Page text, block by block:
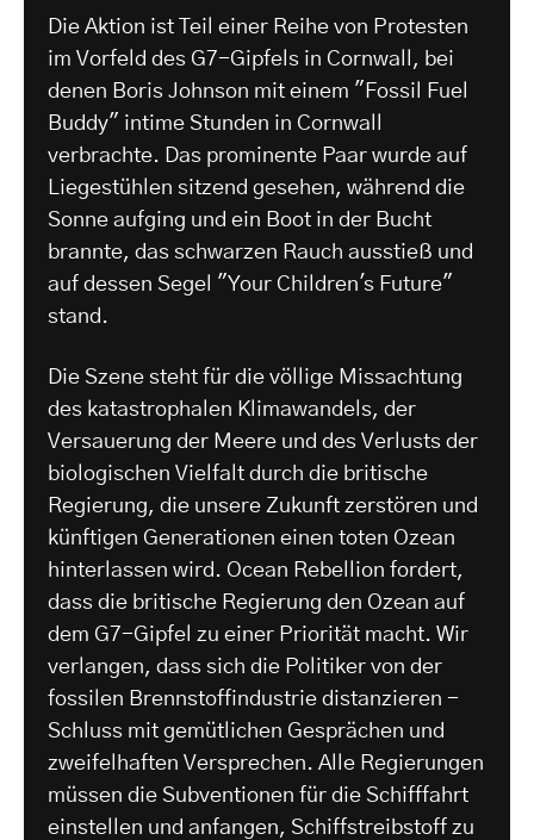
Die Aktion ist Teil einer Reihe von Protesten
im Vorfeld des G7-Gipfels in Cornwall, bei
denen Boris Johnson mit einem "Fossil Fuel
Buddy" intime Stunden in Cornwall
verbrachte. Das prominente Paar wurde auf
Liegestühlen sitzend gesehen, während die
Sonne aufging und ein Boot in der Bucht
brannte, das schwarzen Rauch ausstieß und
auf dessen Segel "Your Children's Future"
stand.
Die Szene steht für die völlige Missachtung
des katastrophalen Klimawandels, der
Versauerung der Meere und des Verlusts der
biologischen Vielfalt durch die britische
Regierung, die unsere Zukunft zerstören und
künftigen Generationen einen toten Ozean
hinterlassen wird. Ocean Rebellion fordert,
dass die britische Regierung den Ozean auf
dem G7-Gipfel zu einer Priorität macht. Wir
verlangen, dass sich die Politiker von der
fossilen Brennstoffindustrie distanzieren -
Schluss mit gemütlichen Gesprächen und
zweifelhaften Versprechen. Alle Regierungen
müssen die Subventionen für die Schifffahrt
einstellen und anfangen, Schiffstreibstoff zu